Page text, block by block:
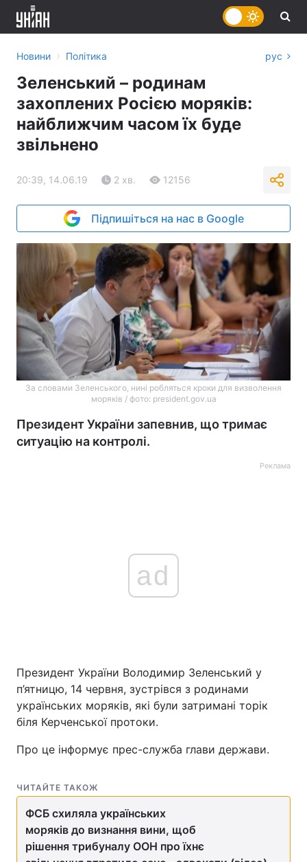
Головна Війна
Україна Політика
Техно і зв'язок Лайт
Зброя Інциденти
Здоров'я Туризм
Новини › Політика рус
Зеленський – родинам
захоплених Росією моряків:
найближчим часом їх буде
звільнено
20:39, 14.06.19 2 хв. 12156
Підпишіться на нас в Google
За словами Зеленського, нині робляться кроки для визволення
моряків / фото: president.gov.ua
Президент України запевнив, що тримає
ситуацію на контролі.
Реклама
ad
Президент України Володимир Зеленський у
п’ятницю, 14 червня, зустрівся з родинами
українських моряків, які були затримані торік
біля Керченської протоки.
Про це інформує прес-служба глави держави.
ЧИТАЙТЕ ТАКОЖ
ФСБ схиляла українських
моряків до визнання вини, щоб
рішення трибуналу ООН про їхнє